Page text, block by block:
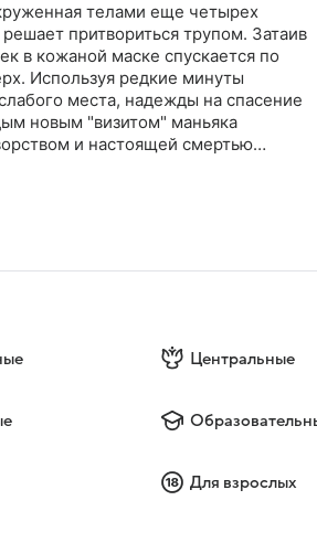
телами еще четырех
притвориться трупом. Затаив
в кожаной маске спускается по
Используя редкие минуты
места, надежды на спасение
новым "визитом" маньяка
и настоящей смертью
Центральные
Для взрослых